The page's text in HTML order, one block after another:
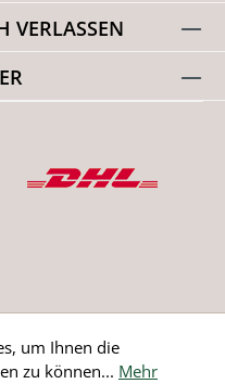
VERLASSEN
um Ihnen die
zu können... Mehr